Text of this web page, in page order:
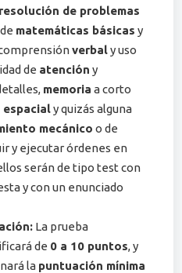
resolución de problemas
matemáticas básicas y
verbaly uso
de atención y
memoria a corto
y quizás alguna
mecánico o de
y ejecutar órdenes en
serán de tipo test con
y con un enunciado
La prueba
de 0 a 10 puntos, y
la puntuación mínima